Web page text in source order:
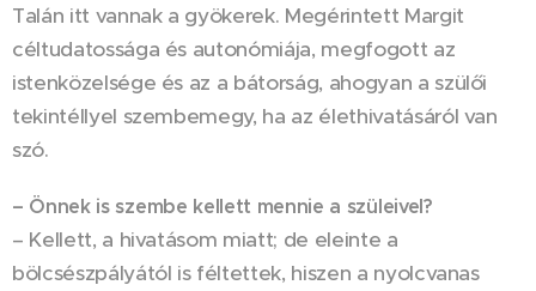
Talán itt vannak a gyökerek. Megérintett Margit
céltudatossága és autonómiája, megfogott az
istenközelsége és az a bátorság, ahogyan a szülői
tekintéllyel szembemegy, ha az élethivatásáról van
szó.
– Önnek is szembe kellett mennie a szüleivel?
– Kellett, a hivatásom miatt; de eleinte a
bölcsészpályától is féltettek, hiszen a nyolcvanas